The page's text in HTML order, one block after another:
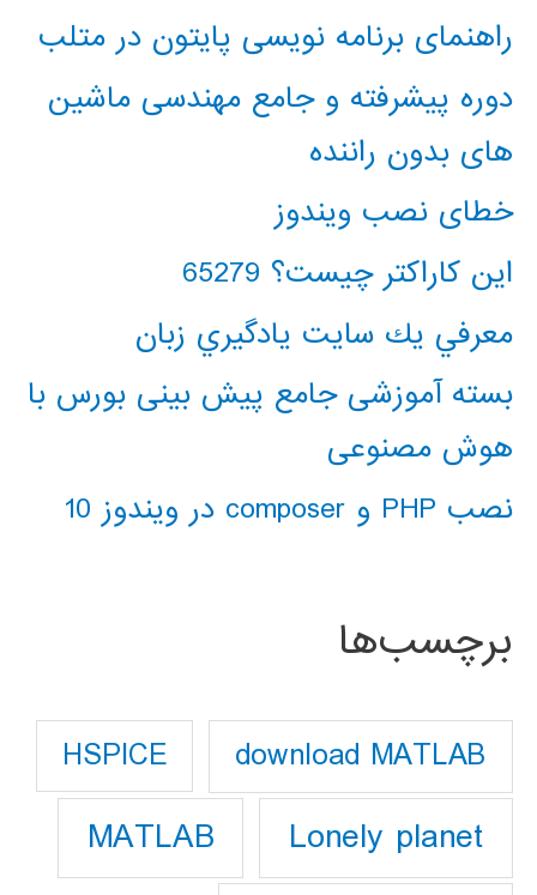
راهنمای برنامه نویسی پایتون در متلب
دوره پیشرفته و جامع مهندسی ماشین
های بدون راننده
خطای نصب ویندوز
این کاراکتر چیست؟ 65279
معرفي يك سايت يادگيري زبان
بسته آموزشی جامع پیش بینی بورس با
هوش مصنوعی
نصب PHP و composer در ویندوز 10
برچسب‌ها
download MATLAB
HSPICE
Lonely planet
MATLAB